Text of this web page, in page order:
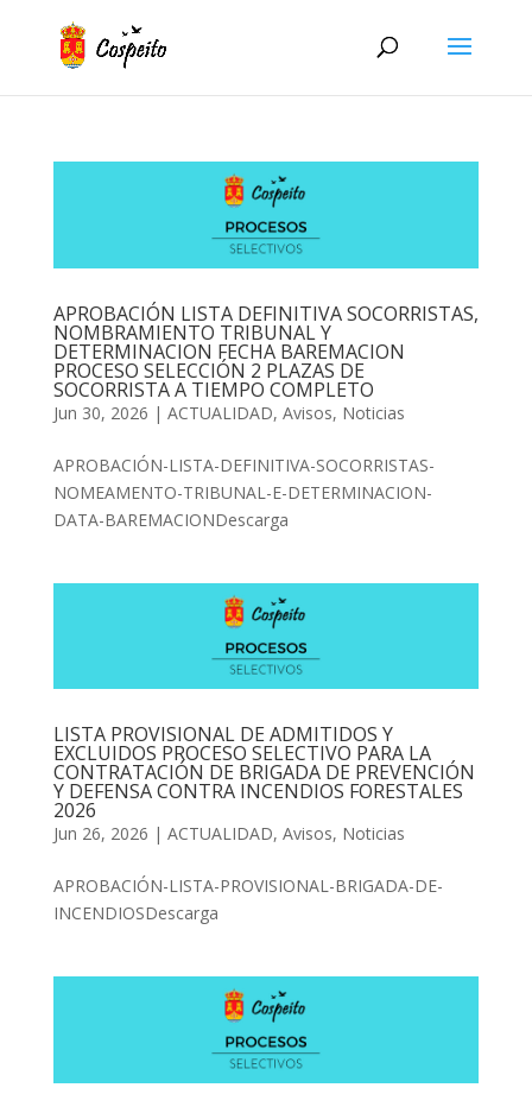
APROBACIÓN LISTA DEFINITIVA SOCORRISTAS,
NOMBRAMIENTO TRIBUNAL Y
DETERMINACION FECHA BAREMACION
PROCESO SELECCIÓN 2 PLAZAS DE
SOCORRISTA A TIEMPO COMPLETO
Jun 30, 2026 | ACTUALIDAD, Avisos, Noticias
APROBACIÓN-LISTA-DEFINITIVA-SOCORRISTAS-
NOMEAMENTO-TRIBUNAL-E-DETERMINACION-
DATA-BAREMACIONDescarga
LISTA PROVISIONAL DE ADMITIDOS Y
EXCLUIDOS PROCESO SELECTIVO PARA LA
CONTRATACIÓN DE BRIGADA DE PREVENCIÓN
Y DEFENSA CONTRA INCENDIOS FORESTALES
2026
Jun 26, 2026 | ACTUALIDAD, Avisos, Noticias
APROBACIÓN-LISTA-PROVISIONAL-BRIGADA-DE-
INCENDIOSDescarga